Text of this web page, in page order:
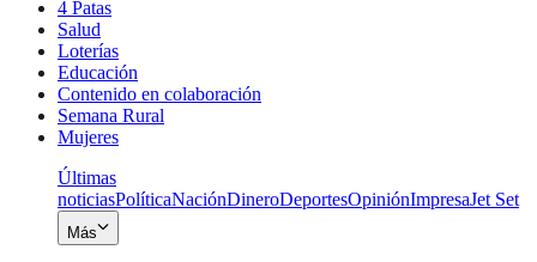
4 Patas
Salud
Loterías
Educación
Contenido en colaboración
Semana Rural
Mujeres
Últimas
noticiasPolíticaNaciónDineroDeportesOpiniónImpresaJet Set
Más